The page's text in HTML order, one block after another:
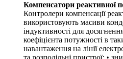
Компенсатори реактивної
Контролери компенсації
використовують масиви
індуктивності для
коефіцієнта потужності в
навантаження на лінії